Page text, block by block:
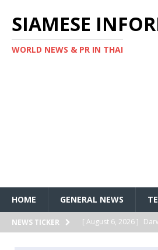
SIAMESE
WORLD NEWS & PR IN THAI
HOME GENERAL NEWS
NEWS TICKER [ August 6, 2026 ]